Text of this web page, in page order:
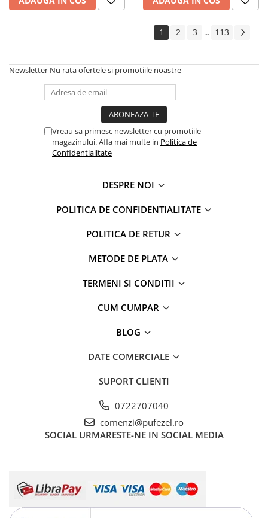
1 2 3 ... 113
Newsletter Nu rata ofertele si promotiile noastre
Vreau sa primesc newsletter cu promotiile
magazinului. Afla mai multe in Politica de
Confidentialitate
DESPRE NOI
POLITICA DE CONFIDENTIALITATE
POLITICA DE RETUR
METODE DE PLATA
TERMENI SI CONDITII
CUM CUMPAR
BLOG
DATE COMERCIALE
SUPORT CLIENTI
0722707040
comenzi@pufezel.ro
SOCIAL URMARESTE-NE IN SOCIAL MEDIA